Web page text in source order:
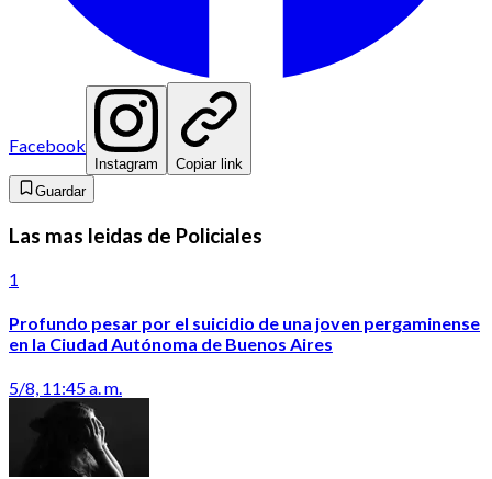
Facebook
Instagram
Copiar link
Guardar
Las mas leidas de Policiales
1
Profundo pesar por el suicidio de una joven pergaminense
en la Ciudad Autónoma de Buenos Aires
5/8, 11:45 a. m.